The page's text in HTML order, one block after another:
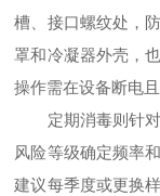
槽、接口螺纹处，
罩和冷凝器外壳，
操作需在设备断电
定期消毒则针对
风险等级确定频率
建议每季度或更换